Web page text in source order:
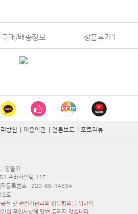
구매/배송정보 상품후기 1
방침 이용약관 언론보도 포토리뷰
양을기
프라자빌딩 11F
자등록번호 : 220-86-14534
호
서 및 관련기관과의 업무협의를 위하여
의 문의사항에 답변 드리지 않습니다.